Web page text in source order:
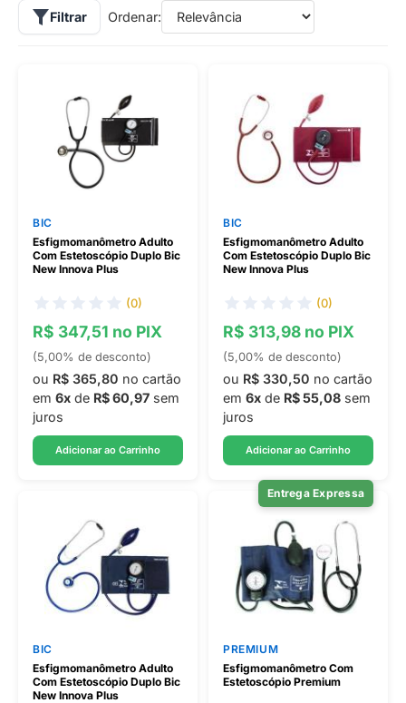
Filtrar Ordenar:
BIC
Esfigmomanômetro Adulto
Com Estetoscópio Duplo Bic
New Innova Plus
(0)
R$ 347,51 no PIX
(5,00% de desconto)
ou R$ 365,80 no cartão
em 6x de R$ 60,97 sem
juros
Adicionar ao Carrinho
BIC
Esfigmomanômetro Adulto
Com Estetoscópio Duplo Bic
New Innova Plus
(0)
R$ 313,98 no PIX
(5,00% de desconto)
ou R$ 330,50 no cartão
em 6x de R$ 55,08 sem
juros
Adicionar ao Carrinho
BIC
Esfigmomanômetro Adulto
Com Estetoscópio Duplo Bic
New Innova Plus
Entrega Expressa
PREMIUM
Esfigmomanômetro Com
Estetoscópio Premium